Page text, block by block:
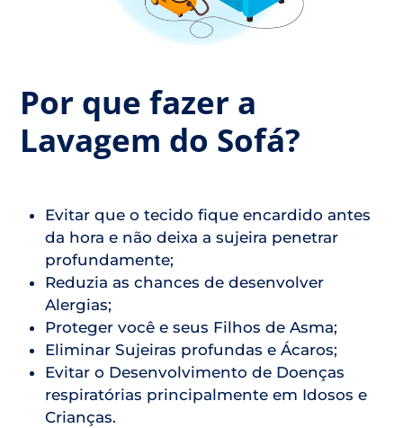
Por que fazer a
Lavagem do Sofá?
Evitar que o tecido fique encardido antes
da hora e não deixa a sujeira penetrar
profundamente;
Reduzia as chances de desenvolver
Alergias;
Proteger você e seus Filhos de Asma;
Eliminar Sujeiras profundas e Ácaros;
Evitar o Desenvolvimento de Doenças
respiratórias principalmente em Idosos e
Crianças.